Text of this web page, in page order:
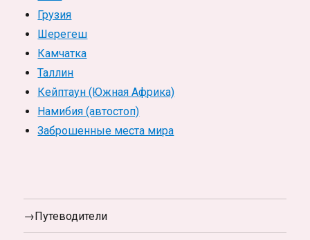
Грузия
Шерегеш
Камчатка
Таллин
Кейптаун (Южная Африка)
Намибия (автостоп)
Заброшенные места мира
→Путеводители